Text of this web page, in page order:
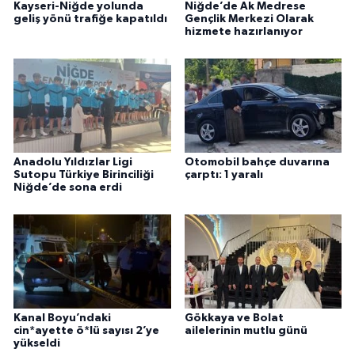
Kayseri-Niğde yolunda
geliş yönü trafiğe kapatıldı
Niğde’de Ak Medrese
Gençlik Merkezi Olarak
hizmete hazırlanıyor
Anadolu Yıldızlar Ligi
Sutopu Türkiye Birinciliği
Niğde’de sona erdi
Otomobil bahçe duvarına
çarptı: 1 yaralı
Kanal Boyu’ndaki
cin*ayette ö*lü sayısı 2’ye
yükseldi
Gökkaya ve Bolat
ailelerinin mutlu günü